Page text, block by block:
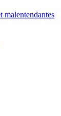
malentendantes